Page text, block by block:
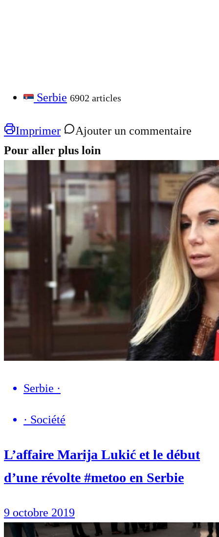
Serbie 6902 articles
Imprimer
Ajouter un commentaire
Pour aller plus loin
Serbie ·
· Société
L’affaire Marija Lukić et le début
d’une révolte #metoo en Serbie
9 octobre 2019